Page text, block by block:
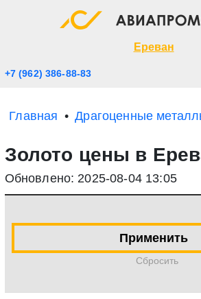
Ереван
+7 (962) 386-88-83
Главная Драгоценные
Золото цены в
Обновлено: 2025-08-04 13:05
Применить
Cбросить
Экспресс заявка
Прикрепить файл (до 20 mb)
Отправить